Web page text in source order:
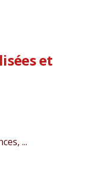
et
...